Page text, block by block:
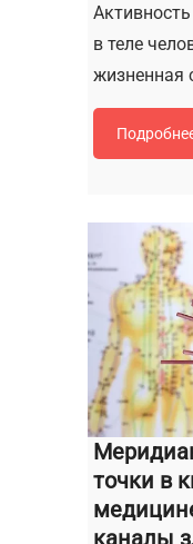
в теле
жизненная
точки в